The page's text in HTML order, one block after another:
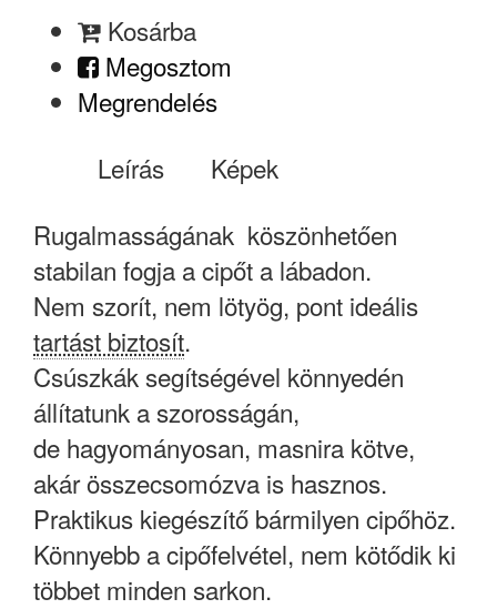
Kosárba
Megosztom
Megrendelés
Leírás
Képek
Rugalmasságának köszönhetően
stabilan fogja a cipőt a lábadon.
Nem szorít, nem lötyög, pont ideális
tartást biztosít.
Csúszkák segítségével könnyedén
állítatunk a szorosságán,
de hagyományosan, masnira kötve,
akár összecsomózva is hasznos.
Praktikus kiegészítő bármilyen cipőhöz.
Könnyebb a cipőfelvétel, nem kötődik ki
többet minden sarkon.